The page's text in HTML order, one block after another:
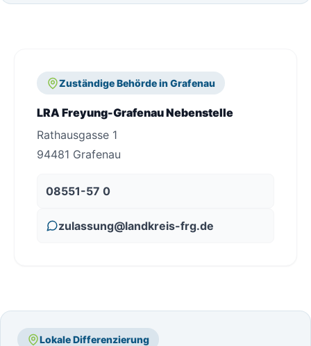
Zuständige Behörde in Grafenau
LRA Freyung-Grafenau Nebenstelle
Rathausgasse 1
94481 Grafenau
08551-57 0
zulassung@landkreis-frg.de
Lokale Differenzierung